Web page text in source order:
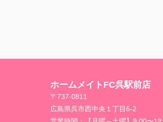
ホームメイトFC呉駅前店
〒737-0811
広島県呉市西中央１丁目6-2